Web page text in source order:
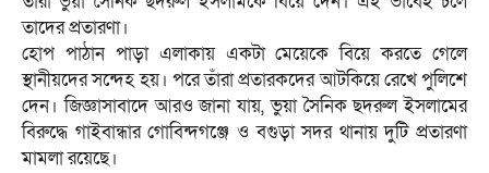
তাদের প্রতারণা।
হোপ পাঠান পাড়া এলাকায় একটা মেয়েকে বিয়ে করতে গেলে
স্থানীয়দের সন্দেহ হয়। পরে তাঁরা প্রতারকদের আটকিয়ে রেখে পুলিশে
দেন। জিজ্ঞাসাবাদে আরও জানা যায়, ভুয়া সৈনিক ছদরুল ইসলামের
বিরুদ্ধে গাইবান্ধার গোবিন্দগঞ্জে ও বগুড়া সদর থানায় দুটি প্রতারণা
মামলা রয়েছে।